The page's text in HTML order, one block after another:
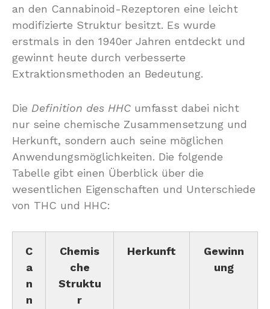
an den Cannabinoid-Rezeptoren eine leicht
modifizierte Struktur besitzt. Es wurde
erstmals in den 1940er Jahren entdeckt und
gewinnt heute durch verbesserte
Extraktionsmethoden an Bedeutung.
Die Definition des HHC umfasst dabei nicht
nur seine chemische Zusammensetzung und
Herkunft, sondern auch seine möglichen
Anwendungsmöglichkeiten. Die folgende
Tabelle gibt einen Überblick über die
wesentlichen Eigenschaften und Unterschiede
von THC und HHC:
C
a
n
n
Chemis
che
Struktu
r
Herkunft
Gewinn
ung